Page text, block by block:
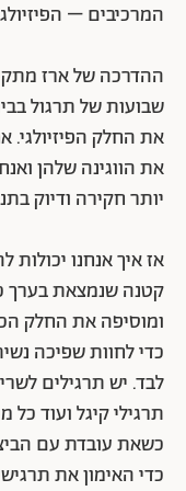
המרכיבים –
ההדרכה של ארז
שבועות של תרגול
את החלק הפיזיולגי.
את הווגינה שלהן
יותר חקירה ודיוק
אז איך אנחנו
קטנה שנמצאת בערך
ומוסיפה את החלק
כדי לחוות שפיכה
לבד. יש תרגילים
תרגילי קיגל ועוד
כשאת עובדת עם
כדי האימון את